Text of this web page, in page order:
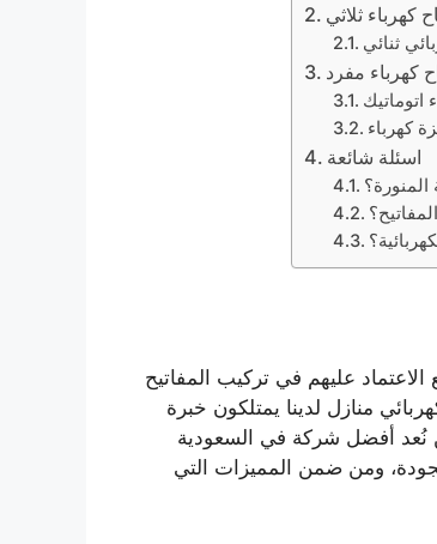
كهرباء ثلاثي
ثنائي
كهرباء مفرد
اتوماتيك
كهرباء
اسئلة شائعة
عليهم في تركيب المفاتيح
منازل لدينا يمتلكون خبرة
نُعد أفضل شركة في السعودية
ومن ضمن المميزات التي